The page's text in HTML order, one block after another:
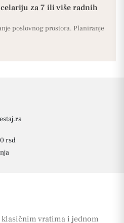
za 7 ili više radnih
poslovnog prostora. Planiranje
rsd
klasičnim vratima i jednom